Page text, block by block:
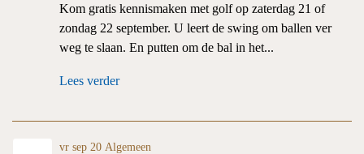
Kom gratis kennismaken met golf op zaterdag 21 of
zondag 22 september. U leert de swing om ballen ver
weg te slaan. En putten om de bal in het...
Lees verder
vr sep 20 Algemeen